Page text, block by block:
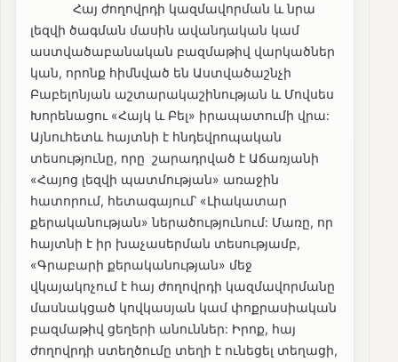
Հայ ժողովրդի կազմավորման և նրա
լեզվի ծագման մասին ավանդական կամ
աստվածաբանական բազմաթիվ վարկածներ
կան, որոնք հիմնված են Աստվածաշնչի
Բաբելոնյան աշտարակաշինության և Մովսես
Խորենացու «Հայկ և Բել» իրապատումի վրա:
Այնուհետև հայտնի է հնդեվրոպական
տեսությունը, որը շարադրված է Աճառյանի
«Հայոց լեզվի պատմության» առաջին
հատորում, հետագայում՝ «Լիակատար
քերականության» ներածությունում: Մառը, որ
հայտնի է իր խաչասերման տեսությամբ,
«Գրաբարի քերականության» մեջ
վկայակոչում է հայ ժողովրդի կազմավորմանը
մասնակցած կովկասյան կամ փոքրասիական
բազմաթիվ ցեղերի անուններ: Իրոք, հայ
ժողովրդի ստեղծումը տեղի է ունեցել տեղացի,